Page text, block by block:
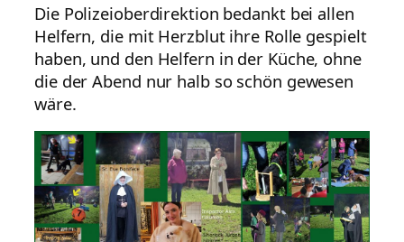
Die Polizeioberdirektion bedankt bei allen
Helfern, die mit Herzblut ihre Rolle gespielt
haben, und den Helfern in der Küche, ohne
die der Abend nur halb so schön gewesen
wäre.